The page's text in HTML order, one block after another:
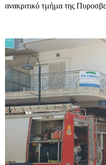
ανακριτικό τμήμα της